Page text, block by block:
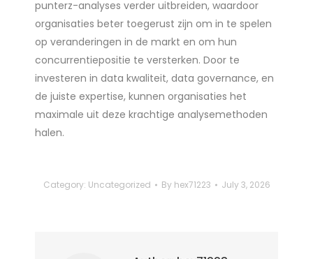
punterz-analyses verder uitbreiden, waardoor
organisaties beter toegerust zijn om in te spelen
op veranderingen in de markt en om hun
concurrentiepositie te versterken. Door te
investeren in data kwaliteit, data governance, en
de juiste expertise, kunnen organisaties het
maximale uit deze krachtige analysemethoden
halen.
Category: Uncategorized By hex71223 July 3, 2026